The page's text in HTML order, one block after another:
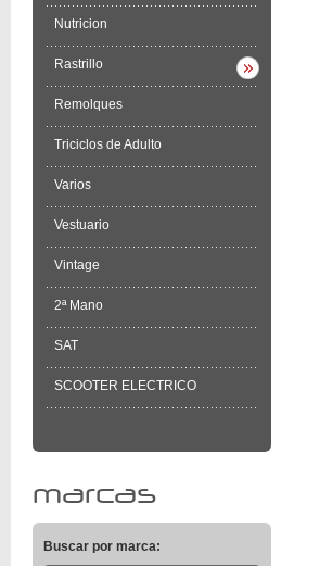
Nutricion
Rastrillo
Remolques
Triciclos de Adulto
Varios
Vestuario
Vintage
2ª Mano
SAT
SCOOTER ELECTRICO
marcas
Buscar por marca: